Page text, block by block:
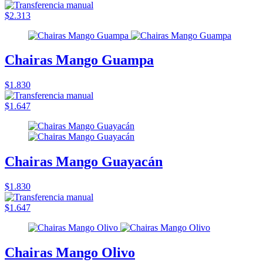
$2.313
Chairas Mango Guampa
$1.830
$1.647
Chairas Mango Guayacán
$1.830
$1.647
Chairas Mango Olivo